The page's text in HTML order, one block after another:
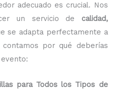
adecuado es crucial. Nos
un servicio de calidad,
se adapta perfectamente a
por qué deberías
para Todos los Tipos de